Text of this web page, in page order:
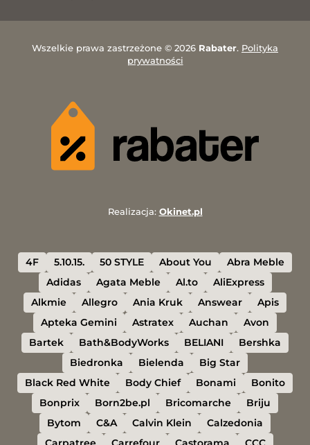
Wszelkie prawa zastrzeżone © 2026 Rabater. Polityka
prywatności
Realizacja: Okinet.pl
4F 5.10.15. 50 STYLE About You
Abra Meble
Adidas
Agata Meble Al.to
AliExpress
Alkmie
Allegro Ania Kruk Answear
Apis
Apteka Gemini
Astratex Auchan
Avon
Bartek
Bath&BodyWorks BELIANI
Bershka
Biedronka
Bielenda
Big Star
Black Red White
Body Chief Bonami
Bonito
Bonprix
Born2be.pl Bricomarche
Briju
Bytom
C&A Calvin Klein
Calzedonia